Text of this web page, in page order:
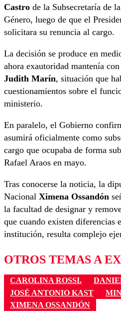
Castro de la Subsecretaría de
Género, luego de que el
solicitara su renuncia al cargo.
La decisión se produce en
ahora exautoridad mantenía
Judith Marín, situación que
cuestionamientos sobre el
ministerio.
En paralelo, el Gobierno
asumirá oficialmente como
cargo que ocupaba de forma
Rafael Araos en mayo.
Tras conocerse la noticia, la
Nacional Ximena Ossandón
la facultad de designar y
que cuando existen diferencias
institución, resulta complejo
OTROS TEMAS A
CAROLINA ROSSI.
JOSÉ ANTONIO KAST
XIMENA OSSANDÓN